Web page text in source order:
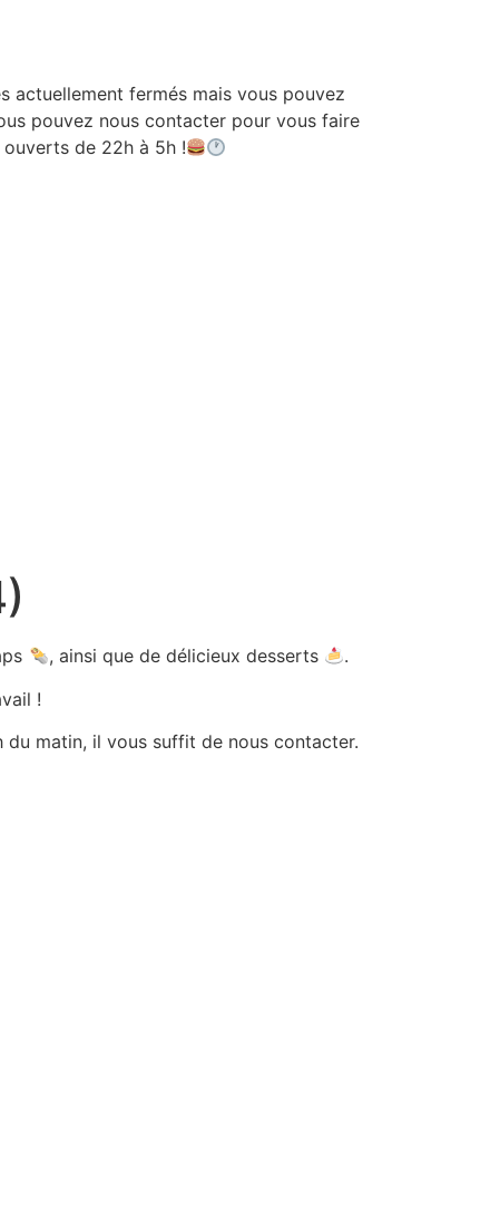
actuellement fermés mais vous pouvez
pouvez nous contacter pour vous faire
de 22h à 5h !
, ainsi que de délicieux desserts
.
!
matin, il vous suffit de nous contacter.